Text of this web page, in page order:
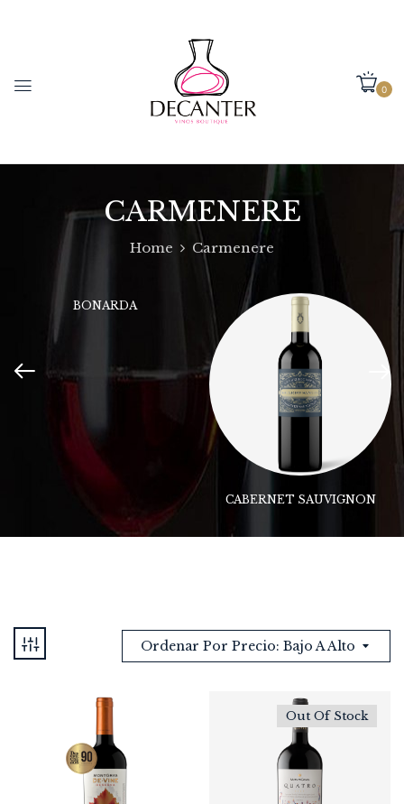
0
CARMENERE
Home Carmenere
BONARDA
CABERNET SAUVIGNON
Ordenar Por Precio: Bajo A Alto
Out Of Stock